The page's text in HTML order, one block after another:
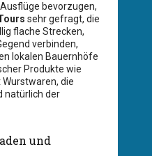
bevorzugen,
sehr gefragt, die
flache Strecken,
verbinden,
lokalen Bauernhöfe
Produkte wie
die
natürlich der
und